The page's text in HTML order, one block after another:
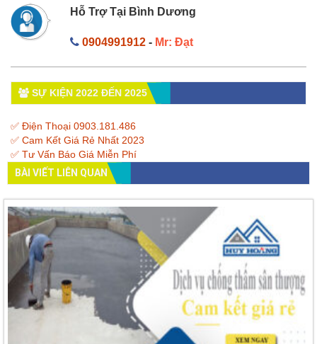
Hỗ Trợ Tại Bình Dương
0904991912- Mr: Đạt
SỰ KIỆN 2022 ĐẾN 2025
✅ Điện Thoại 0903.181.486
✅ Cam Kết Giá Rẻ Nhất 2023
✅ Tư Vấn Báo Giá Miễn Phí
BÀI VIẾT LIÊN QUAN